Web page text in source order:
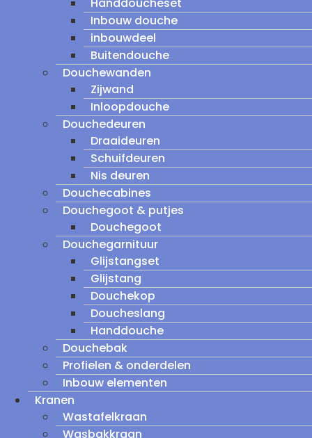
Inbouw douche
inbouwdeel
Buitendouche
Douchewanden
Zijwand
Inloopdouche
Douchedeuren
Draaideuren
Schuifdeuren
Nis deuren
Douchecabines
Douchegoot & putjes
Douchegoot
Douchegarnituur
Glijstangset
Glijstang
Douchekop
Doucheslang
Handdouche
Douchebak
Profielen & onderdelen
Inbouw elementen
Kranen
Wastafelkraan
Wasbakkraan